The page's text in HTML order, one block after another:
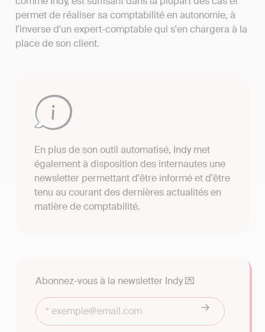
permet de réaliser sa comptabilité en autonomie, à
l'inverse d'un expert-comptable qui s'en chargera à la
place de son client.
En plus de son outil automatisé, Indy met
également à disposition des internautes une
newsletter permettant d'être informé et d'être
tenu au courant des dernières actualités en
matière de comptabilité.
Abonnez-vous à la newsletter Indy 💌